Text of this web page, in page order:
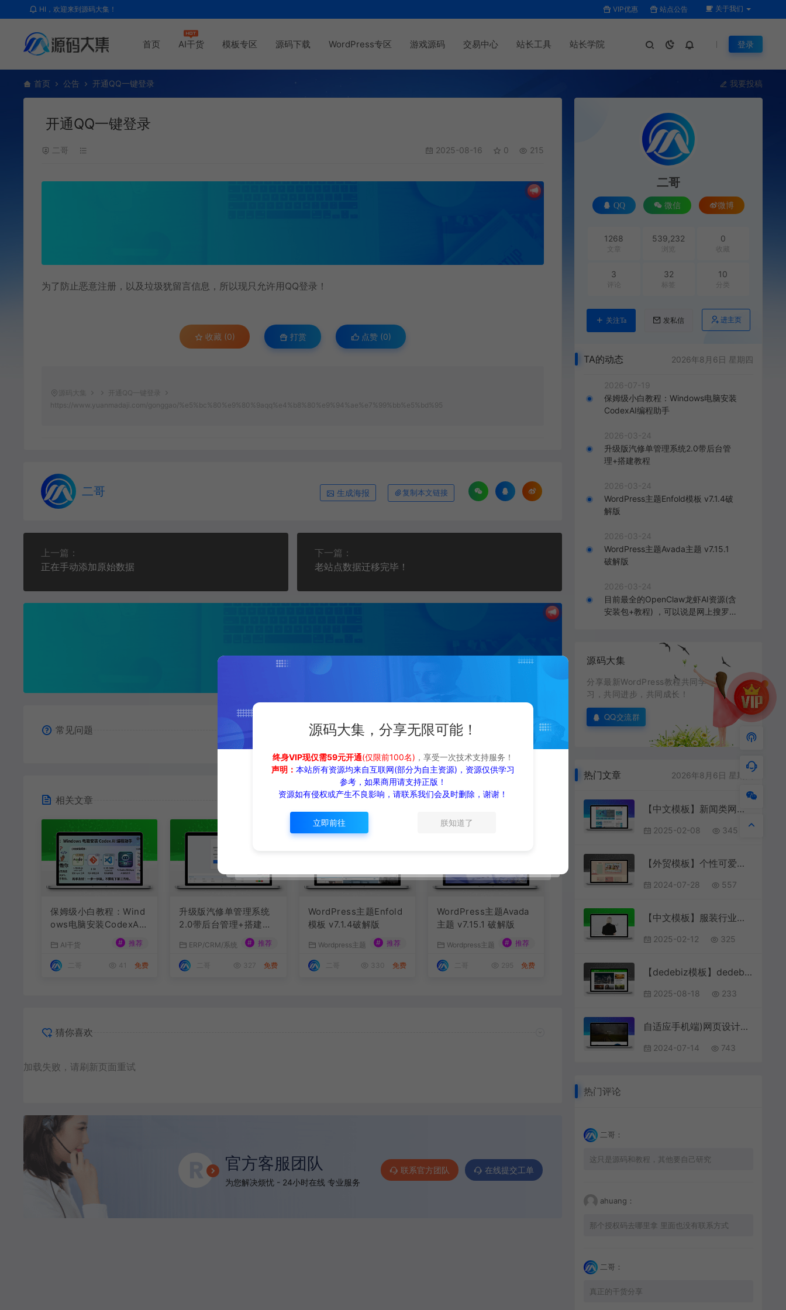
HI，欢迎来到源码大集！ VIP优惠 站点公告 关于我们
首页 AI干货 模板专区 源码下载 WordPress专区 游戏源码 交易中心 站长工具 站长学院 登录
首页 公告 开通QQ一键登录 我要投稿
开通QQ一键登录
二哥 2025-08-16 0 215
为了防止恶意注册，以及垃圾犹留言信息，所以现只允许用QQ登录！
收藏 (0) 打赏 点赞 (0)
源码大集
开通QQ一键登录
https://www.yuanmadaji.com/gonggao/%e5%bc%80%e9%80%9aqq%e4%b8%80%e9%94%ae%e7%99%bb%e5%bd%95
二哥 生成海报 复制本文链接
上一篇：
正在手动添加原始数据
下一篇：
老站点数据迁移完毕！
常见问题
相关文章
保姆级小白教程：Wind
ows电脑安装CodexAI
AI干货 # 推荐
41 免费
升级版汽修单管理系统
2.0带后台管理+搭建教
ERP/CRM/系统 # 推荐
327 免费
WordPress主题Enfold
模板 v7.1.4破解版
Wordpress主题 # 推荐
330 免费
WordPress主题Avada
主题 v7.15.1 破解版
Wordpress主题 # 推荐
295 免费
猜你喜欢
加载失败，请刷新页面重试
官方客服团队
为您解决烦忧 - 24小时在线 专业服务
联系官方团队 在线提交工单
二哥
QQ 微信 微博
1268
文章
539,232
浏览
0
收藏
3
评论
32
标签
10
分类
关注Ta 发私信 进主页
TA的动态 2026年8月6日 星期四
2026-07-19
保姆级小白教程：Windows电脑安装
CodexAI编程助手
2026-03-24
升级版汽修单管理系统2.0带后台管
理+搭建教程
2026-03-24
WordPress主题Enfold模板 v7.1.4破
解版
2026-03-24
WordPress主题Avada主题 v7.15.1
破解版
2026-03-24
目前最全的OpenClaw龙虾AI资源(含
安装包+教程) ，可以说是网上搜罗的
源码大集
分享最新WordPress教程共同学
习，共同进步，共同成长！
QQ交流群
热门文章 2026年8月6日 星期四
【中文模板】新闻类网站 红色款 响应式模板
2025-02-08 345
【外贸模板】个性可爱响应式儿童教育网站模板 粉色款 响应式模板
2024-07-28 557
【中文模板】服装行业网站 灰白款 响应式模板
2025-02-12 325
【dedebiz模板】dedebiz响应式美容养生新闻资讯类网站织梦模板
2025-08-18 233
自适应手机端)网页设计网站建设类pbootcms模板 IT网络公司网站源码下载
2024-07-14 743
热门评论
二哥：
这只是源码和教程，其他要自己研究
ahuang：
那个授权码去哪里拿 里面也没有联系方式
二哥：
真正的干货分享
源码大集，分享无限可能！
终身VIP现仅需59元开通(仅限前100名) ，享受一次技术支持服务！
声明： 本站所有资源均来自互联网(部分为自主资源)，资源仅供学习
参考，如果商用请支持正版！
资源如有侵权或产生不良影响，请联系我们会及时删除，谢谢！
立即前往 朕知道了